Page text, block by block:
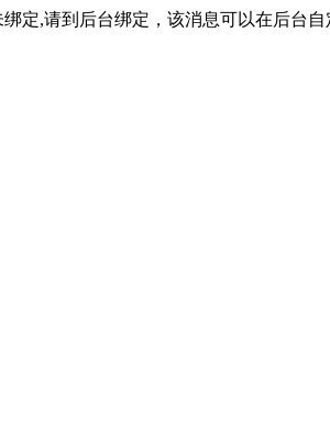
定,请到后台绑定，该消息可以在后台自